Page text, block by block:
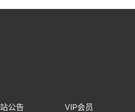
公告 VIP会员